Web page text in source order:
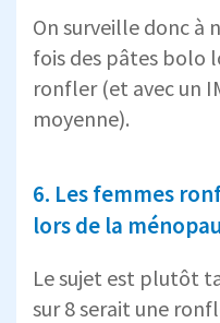
On surveille donc à
fois des pâtes bolo
ronfler (et avec un
moyenne).
6. Les femmes
lors de la
Le sujet est plutôt
sur 8 serait une